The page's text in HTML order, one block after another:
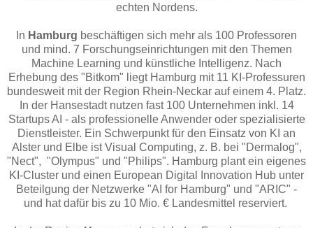
echten Nordens.
In Hamburg beschäftigen sich mehr als 100 Professoren
und mind. 7 Forschungseinrichtungen mit den Themen
Machine Learning und künstliche Intelligenz. Nach
Erhebung des "Bitkom" liegt Hamburg mit 11 KI-Professuren
bundesweit mit der Region Rhein-Neckar auf einem 4. Platz.
In der Hansestadt nutzen fast 100 Unternehmen inkl. 14
Startups AI - als professionelle Anwender oder spezialisierte
Dienstleister. Ein Schwerpunkt für den Einsatz von KI an
Alster und Elbe ist Visual Computing, z. B. bei "Dermalog",
"Nect", "Olympus" und "Philips". Hamburg plant ein eigenes
KI-Cluster und einen European Digital Innovation Hub unter
Beteilgung der Netzwerke "AI for Hamburg" und "ARIC" -
und hat dafür bis zu 10 Mio. € Landesmittel reserviert.